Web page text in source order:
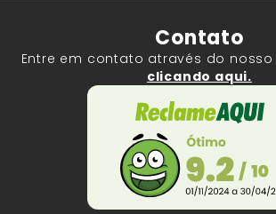
Contato
Entre em contato através do nosso
clicando aqui.